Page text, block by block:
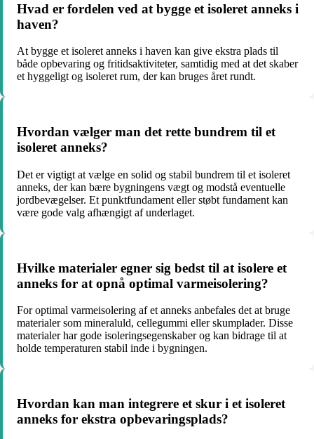
Hvad er fordelen ved at bygge et isoleret anneks i
haven?
At bygge et isoleret anneks i haven kan give ekstra plads til
både opbevaring og fritidsaktiviteter, samtidig med at det skaber
et hyggeligt og isoleret rum, der kan bruges året rundt.
Hvordan vælger man det rette bundrem til et
isoleret anneks?
Det er vigtigt at vælge en solid og stabil bundrem til et isoleret
anneks, der kan bære bygningens vægt og modstå eventuelle
jordbevægelser. Et punktfundament eller støbt fundament kan
være gode valg afhængigt af underlaget.
Hvilke materialer egner sig bedst til at isolere et
anneks for at opnå optimal varmeisolering?
For optimal varmeisolering af et anneks anbefales det at bruge
materialer som mineraluld, cellegummi eller skumplader. Disse
materialer har gode isoleringsegenskaber og kan bidrage til at
holde temperaturen stabil inde i bygningen.
Hvordan kan man integrere et skur i et isoleret
anneks for ekstra opbevaringsplads?